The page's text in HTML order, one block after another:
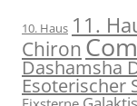
10. Haus 11.
Chiron
Dashamsha
Esoterischer